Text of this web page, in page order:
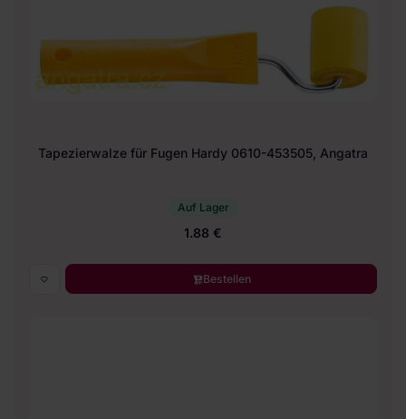
Tapezierwalze für Fugen Hardy 0610-453505, Angatra
Auf Lager
1.88 €
Bestellen